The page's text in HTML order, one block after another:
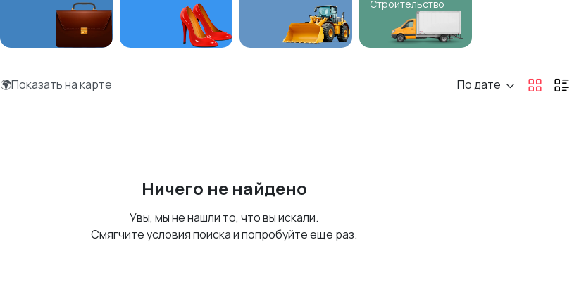
Строительство
🌍Показать на карте По дате
Ничего не найдено
Увы, мы не нашли то, что вы искали.
Смягчите условия поиска и попробуйте еще раз.